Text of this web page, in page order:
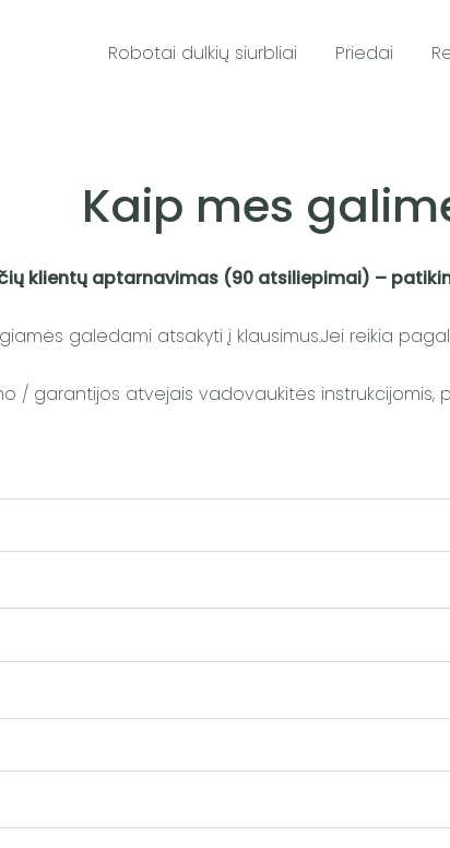
Robotai dulkių siurbliai Priedai
Kaip mes
klientų aptarnavimas (90 atsiliepimai) –
galėdami atsakyti į klausimus.Jei reikia
/ garantijos atvejais vadovaukitės instrukcijomis,